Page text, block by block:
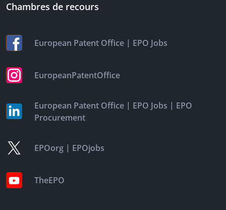
Chambres de recours
European Patent Office | EPO Jobs
EuropeanPatentOffice
European Patent Office | EPO Jobs | EPO
Procurement
EPOorg | EPOjobs
TheEPO